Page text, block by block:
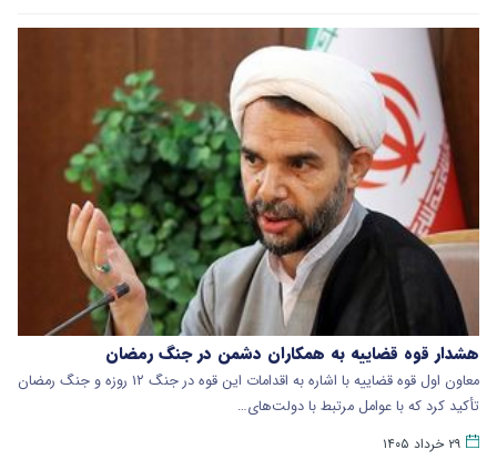
هشدار قوه قضاییه به همکاران دشمن در جنگ رمضان
معاون اول قوه قضاییه با اشاره به اقدامات این قوه در جنگ ۱۲ روزه و جنگ رمضان
تأکید کرد که با عوامل مرتبط با دولت‌های…
۲۹ خرداد ۱۴۰۵